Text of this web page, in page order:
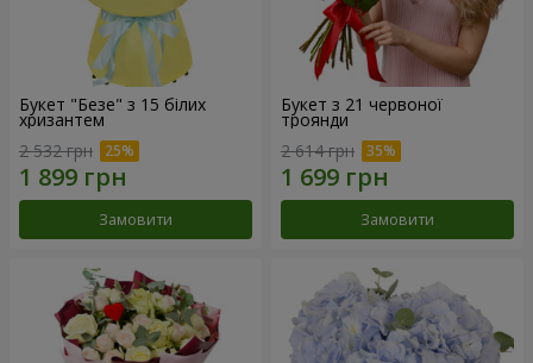
Букет "Безе" з 15 білих
хризантем
2 532 грн
Замовити
Букет з 21 червоної
троянди
2 614 грн
Замовити